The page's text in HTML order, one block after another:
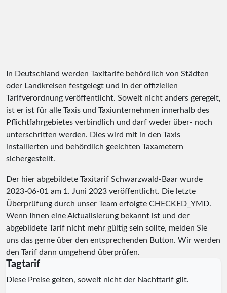
In Deutschland werden Taxitarife behördlich von Städten
oder Landkreisen festgelegt und in der offiziellen
Tarifverordnung veröffentlicht. Soweit nicht anders geregelt,
ist er ist für alle Taxis und Taxiunternehmen innerhalb des
Pflichtfahrgebietes verbindlich und darf weder über- noch
unterschritten werden. Dies wird mit in den Taxis
installierten und behördlich geeichten Taxametern
sichergestellt.
Der hier abgebildete Taxitarif Schwarzwald-Baar wurde
2023-06-01 am 1. Juni 2023 veröffentlicht. Die letzte
Überprüfung durch unser Team erfolgte CHECKED_YMD.
Wenn Ihnen eine Aktualisierung bekannt ist und der
abgebildete Tarif nicht mehr gültig sein sollte, melden Sie
uns das gerne über den entsprechenden Button. Wir werden
den Tarif dann umgehend überprüfen.
Tagtarif
Diese Preise gelten, soweit nicht der Nachttarif gilt.